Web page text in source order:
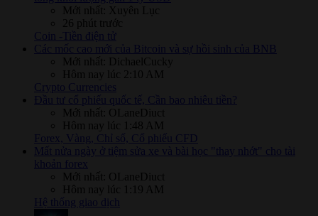
Mới nhất: Xuyên Lục
26 phút trước
Coin -Tiền điện tử
Các mốc cao mới của Bitcoin và sự hồi sinh của BNB
Mới nhất: DichaelCucky
Hôm nay lúc 2:10 AM
Crypto Currencies
Đầu tư cổ phiếu quốc tế, Cần bao nhiêu tiền?
Mới nhất: OLaneDiuct
Hôm nay lúc 1:48 AM
Forex, Vàng, Chỉ số, Cổ phiếu CFD
Mất nửa ngày ở tiệm sửa xe và bài học "thay nhớt" cho tài
khoản forex
Mới nhất: OLaneDiuct
Hôm nay lúc 1:19 AM
Hệ thống giao dịch